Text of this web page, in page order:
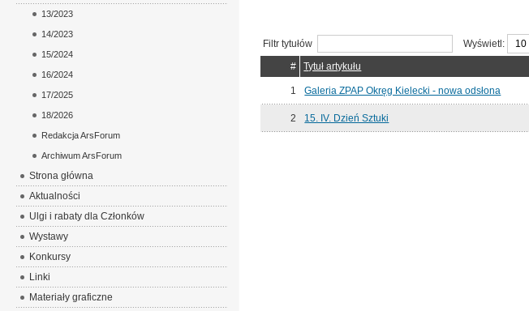
Filtr tytułów
Wyświetl:
#
Tytuł artykułu
1 Galeria ZPAP Okręg Kielecki - nowa odsłona
2 15. IV. Dzień Sztuki
13/2023
14/2023
15/2024
16/2024
17/2025
18/2026
Redakcja ArsForum
Archiwum ArsForum
Strona główna
Aktualności
Ulgi i rabaty dla Członków
Wystawy
Konkursy
Linki
Materiały graficzne